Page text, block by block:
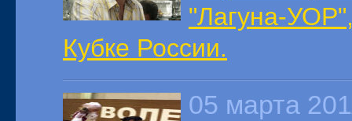
"Лагуна-
Кубке России.
05 марта